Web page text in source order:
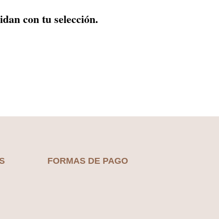
con tu selección.
FORMAS DE PAGO